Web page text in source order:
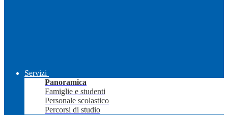
Servizi
Panoramica
Famiglie e studenti
Personale scolastico
Percorsi di studio